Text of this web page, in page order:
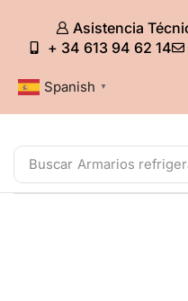
Asistencia
+ 34 613 94 62 14
Spanish ▼
Buscar Armarios